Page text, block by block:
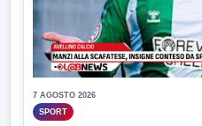
7 AGOSTO 2026
SPORT